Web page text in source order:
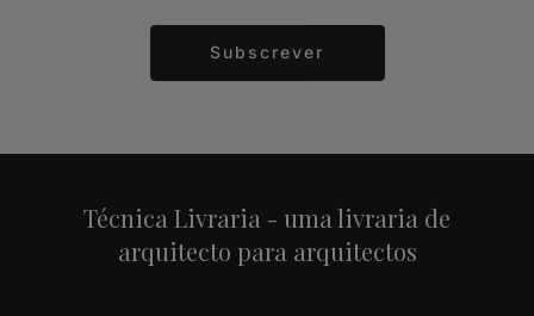
Subscrever
Técnica Livraria - uma livraria de
arquitecto para arquitectos